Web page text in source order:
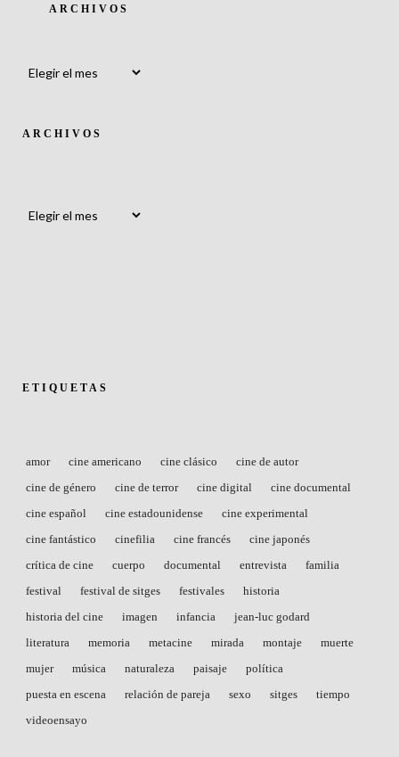
ARCHIVOS
ARCHIVOS
ETIQUETAS
amor cine americano cine clásico
cine de autor
cine de género
cine de terror cine digital
cine documental
cine español
cine estadounidense
cine experimental
cine fantástico
cinefilia cine francés
cine japonés
crítica de cine
cuerpo documental entrevista
familia
festival
festival de sitges festivales
historia
historia del cine
imagen infancia
jean-luc godard
literatura
memoria metacine mirada montaje
muerte
mujer
música naturaleza paisaje
política
puesta en escena
relación de pareja sexo sitges
tiempo
videoensayo